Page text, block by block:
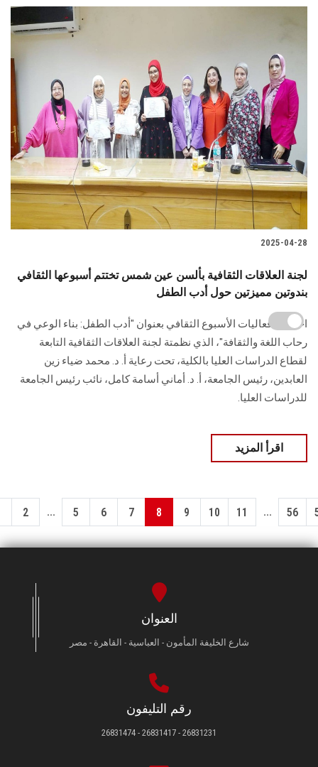
2025-04-28
لجنة العلاقات الثقافية بألسن عين شمس تختتم أسبوعها الثقافي
بندوتين مميزتين حول أدب الطفل
اختتمت فعاليات الأسبوع الثقافي بعنوان "أدب الطفل: بناء الوعي في
رحاب اللغة والثقافة"، الذي نظمتة لجنة العلاقات الثقافية التابعة
لقطاع الدراسات العليا بالكلية، تحت رعاية أ. د. محمد ضياء زين
العابدين، رئيس الجامعة، أ. د. أماني أسامة كامل، نائب رئيس الجامعة
للدراسات العليا.
اقرأ المزيد
2 ... 5 6 7 8 9 10 11 ... 56
العنوان
شارع الخليفة المأمون - العباسية - القاهرة - مصر
رقم التليفون
26831231 - 26831417 - 26831474